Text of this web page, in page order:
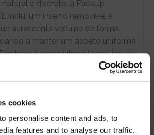
cookies
personalise content and ads, to
features and to analyse our traffic.
natural e discreto, a PackUp
inclui um inserto removível e
acrescenta volume de forma
a manter um aspeto uniforme
é especialmente prático ao
maior discrição e uma
ao detalhe com cordão frontal
pensado para manter o slip no
e conforto. Um essencial